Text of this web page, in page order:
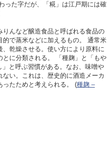
った字だが、「糀」は江戸期には確
んなど醸造食品と呼ばれる食品の
で蒸米などに加えるもの。 通常米
乾燥させる。使い方により原料に
に分類される。 「種麹」と「もや
と呼ぶ習慣がある。なお、味噌や
い。これは、歴史的に酒造メーカ
ったためと考えられる。 (種麹 –